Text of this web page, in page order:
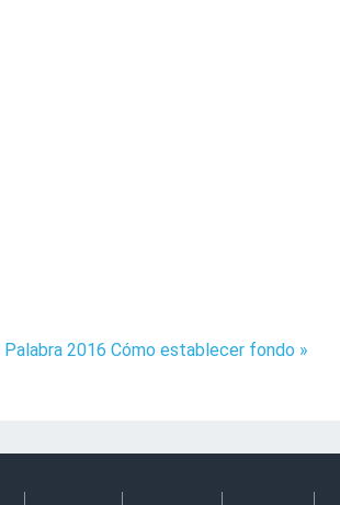
Palabra 2016 Cómo establecer fondo »